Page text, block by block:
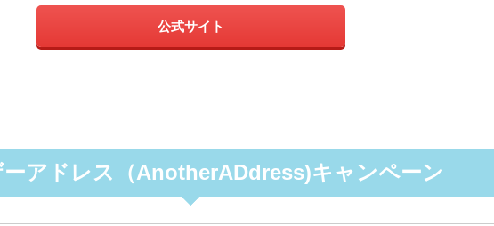
公式サイト
ーアドレス（AnotherADdress)キャンペーン